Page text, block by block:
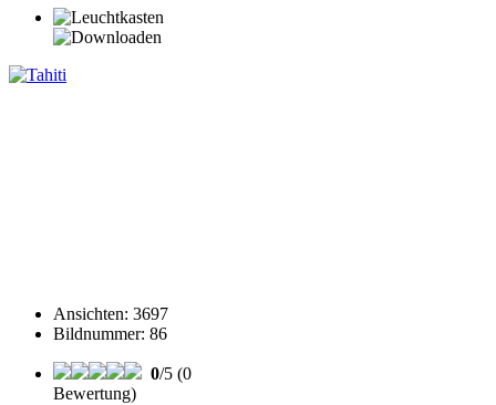
Ansichten: 3697
Bildnummer: 86
0/5 (0
Bewertung)